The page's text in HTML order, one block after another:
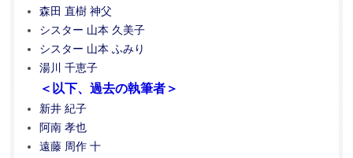
森田 直樹 神父
シスター 山本 久美子
シスター 山本 ふみり
湯川 千恵子
＜以下、過去の執筆者＞
新井 紀子
阿南 孝也
遠藤 周作 十